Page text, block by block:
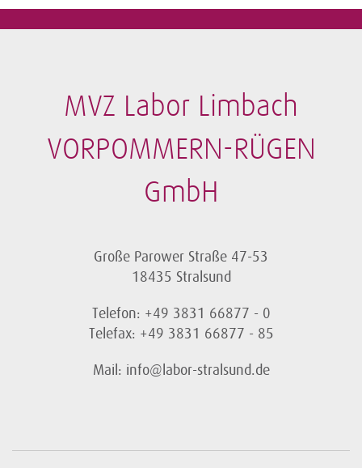
MVZ Labor Limbach
VORPOMMERN-RÜGEN
GmbH
Große Parower Straße 47-53
18435 Stralsund
Telefon: +49 3831 66877 - 0
Telefax: +49 3831 66877 - 85
Mail: info@labor-stralsund.de